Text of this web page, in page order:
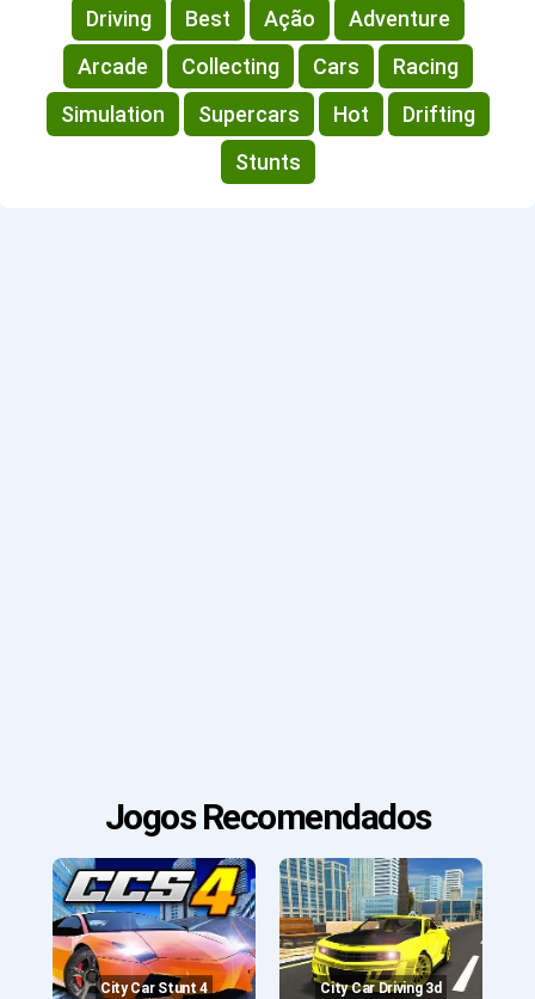
Driving Best Ação
Adventure
Arcade
Collecting Cars
Racing
Simulation
Supercars Hot
Drifting
Stunts
Jogos Recomendados
City Car Stunt 4 City Car Driving 3d